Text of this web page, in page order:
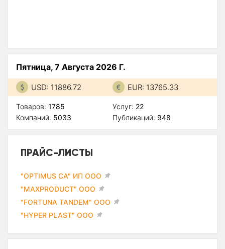
Пятница, 7 Августа 2026 Г.
USD: 11886.72 EUR: 13765.33
Товаров: 1785
Компаний: 5033
Услуг: 22
Публикаций: 948
ПРАЙС-ЛИСТЫ
"OPTIMUS CA" ИП ООО
"MAXPRODUCT" ООО
"FORTUNA TANDEM" ООО
"HYPER PLAST" ООО